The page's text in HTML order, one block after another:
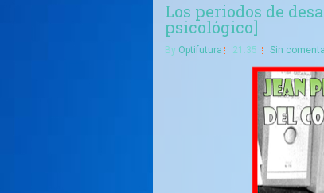
Los periodos de
psicológico]
By Optifutura 21:35 Sin